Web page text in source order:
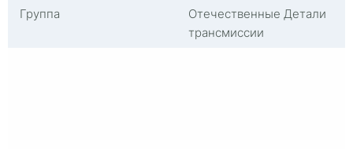
Группа
Отечественные Детали
трансмиссии